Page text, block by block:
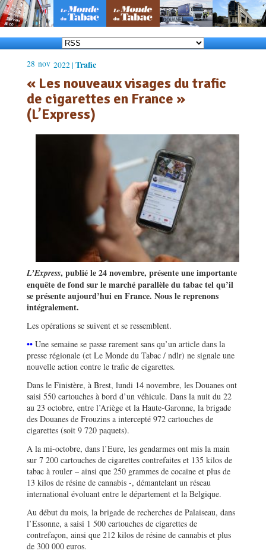
28 nov 2022 | Trafic
« Les nouveaux visages du trafic
de cigarettes en France »
(L’Express)
L’Express, publié le 24 novembre, présente une importante
enquête de fond sur le marché parallèle du tabac tel qu’il
se présente aujourd’hui en France. Nous le reprenons
intégralement.
Les opérations se suivent et se ressemblent.
•• Une semaine se passe rarement sans qu’un article dans la
presse régionale (et Le Monde du Tabac / ndlr) ne signale une
nouvelle action contre le trafic de cigarettes.
Dans le Finistère, à Brest, lundi 14 novembre, les Douanes ont
saisi 550 cartouches à bord d’un véhicule. Dans la nuit du 22
au 23 octobre, entre l’Ariège et la Haute-Garonne, la brigade
des Douanes de Frouzins a intercepté 972 cartouches de
cigarettes (soit 9 720 paquets).
A la mi-octobre, dans l’Eure, les gendarmes ont mis la main
sur 7 200 cartouches de cigarettes contrefaites et 135 kilos de
tabac à rouler – ainsi que 250 grammes de cocaïne et plus de
13 kilos de résine de cannabis -, démantelant un réseau
international évoluant entre le département et la Belgique.
Au début du mois, la brigade de recherches de Palaiseau, dans
l’Essonne, a saisi 1 500 cartouches de cigarettes de
contrefaçon, ainsi que 212 kilos de résine de cannabis et plus
de 300 000 euros.